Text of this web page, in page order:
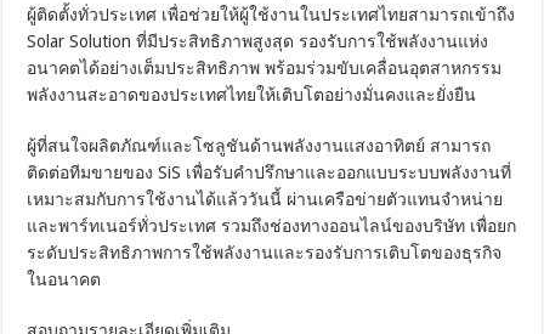
ผู้ติดตั้งทั่วประเทศ เพื่อช่วยให้ผู้ใช้งานในประเทศไทยสามารถเข้าถึง
Solar Solution ที่มีประสิทธิภาพสูงสุด รองรับการใช้พลังงานแห่ง
อนาคตได้อย่างเต็มประสิทธิภาพ พร้อมร่วมขับเคลื่อนอุตสาหกรรม
พลังงานสะอาดของประเทศไทยให้เติบโตอย่างมั่นคงและยั่งยืน
ผู้ที่สนใจผลิตภัณฑ์และโซลูชันด้านพลังงานแสงอาทิตย์ สามารถ
ติดต่อทีมขายของ SiS เพื่อรับคำปรึกษาและออกแบบระบบพลังงานที่
เหมาะสมกับการใช้งานได้แล้ววันนี้ ผ่านเครือข่ายตัวแทนจำหน่าย
และพาร์ทเนอร์ทั่วประเทศ รวมถึงช่องทางออนไลน์ของบริษัท เพื่อยก
ระดับประสิทธิภาพการใช้พลังงานและรองรับการเติบโตของธุรกิจ
ในอนาคต
สอบถามรายละเอียดเพิ่มเติม